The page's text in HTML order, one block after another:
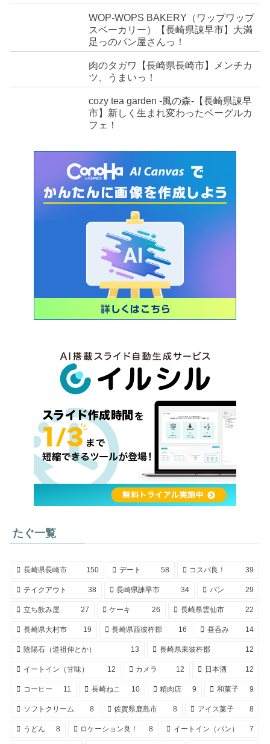
WOP-WOPS BAKERY（ワップワップ
スベーカリー）【長崎県諌早市】大満
足っのパン屋さんっ！
肉のタガワ【長崎県長崎市】メンチカ
ツ、うまいっ！
cozy tea garden -風の森-【長崎県諌早
市】新しく生まれ変わったベーグルカ
フェ！
たぐ一覧
長崎県長崎市 150 デート 58 コスパ良！ 39
テイクアウト 38 長崎県諫早市 34 パン 29
立ち飲み屋 27 ケーキ 26 長崎県雲仙市 22
長崎県大村市 19 長崎県西彼杵郡 16 昼呑み 14
陰陽石（道祖伸とか） 13 長崎県東彼杵郡 12
イートイン（甘味） 12 カメラ 12 日本酒 12
コーヒー 11 長崎ねこ 10 精肉店 9 和菓子 9
ソフトクリーム 8 佐賀県鹿島市 8 アイス菓子 8
うどん 8 ロケーション良！ 8 イートイン（パン） 7